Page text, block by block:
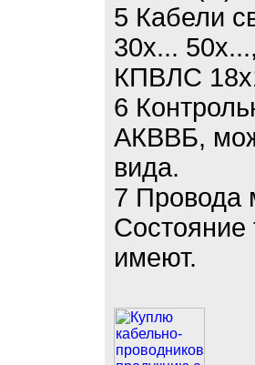
5 Кабели
30х...
КПВЛС
6
АКВВБ,
вида.
7
Состояние
имеют.